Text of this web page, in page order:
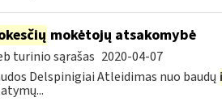
mokėtojų atsakomybė
turinio sąrašas 2020-04-07
Delspinigiai Atleidimas nuo baudų